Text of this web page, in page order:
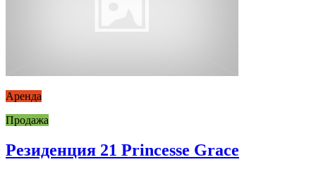
Аренда
Продажа
Резиденция 21 Princesse Grace